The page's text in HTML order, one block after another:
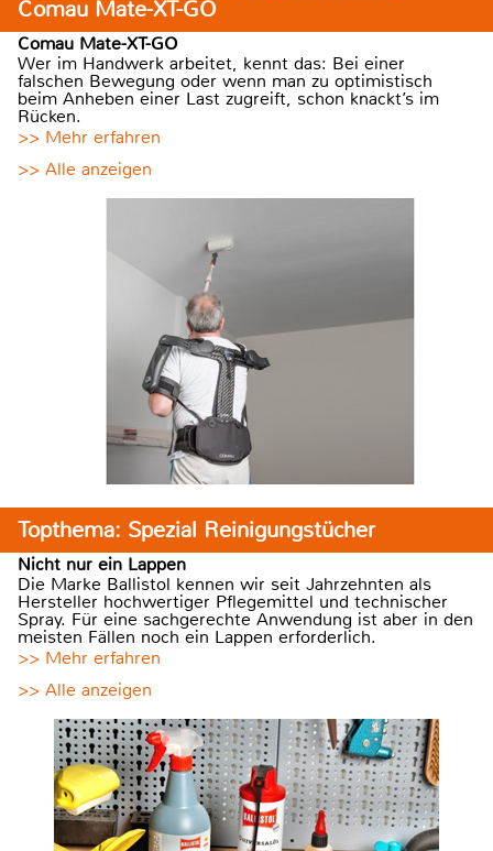
Comau Mate-XT-GO
Comau Mate-XT-GO
Wer im Handwerk arbeitet, kennt das: Bei einer
falschen Bewegung oder wenn man zu optimistisch
beim Anheben einer Last zugreift, schon knackt’s im
Rücken.
>> Mehr erfahren
>> Alle anzeigen
Topthema: Spezial Reinigungstücher
Nicht nur ein Lappen
Die Marke Ballistol kennen wir seit Jahrzehnten als
Hersteller hochwertiger Pflegemittel und technischer
Spray. Für eine sachgerechte Anwendung ist aber in den
meisten Fällen noch ein Lappen erforderlich.
>> Mehr erfahren
>> Alle anzeigen